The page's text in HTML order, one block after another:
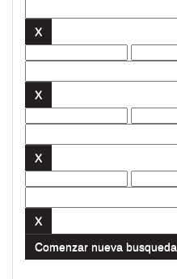
Comenzar nueva busqueda